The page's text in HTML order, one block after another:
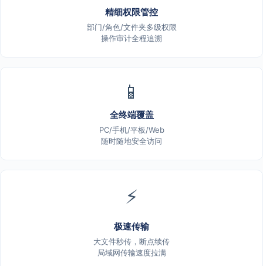
精细权限管控
部门/角色/文件夹多级权限
操作审计全程追溯
📱
全终端覆盖
PC/手机/平板/Web
随时随地安全访问
⚡
极速传输
大文件秒传，断点续传
局域网传输速度拉满